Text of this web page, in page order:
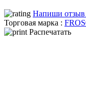
Напиши
Торговая марка :
Распечатать